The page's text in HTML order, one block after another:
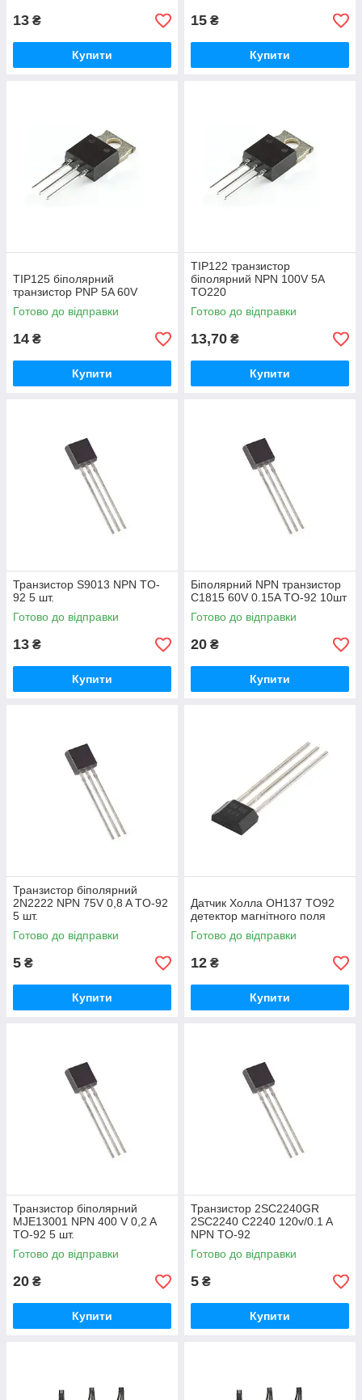
13 ₴
Купити
15 ₴
Купити
TIP125 біполярний
транзистор PNP 5A 60V
Готово до відправки
14 ₴
Купити
TIP122 транзистор
біполярний NPN 100V 5A
TO220
Готово до відправки
13,70 ₴
Купити
Транзистор S9013 NPN TO-
92 5 шт.
Готово до відправки
13 ₴
Купити
Біполярний NPN транзистор
C1815 60V 0.15A TO-92 10шт
Готово до відправки
20 ₴
Купити
Транзистор біполярний
2N2222 NPN 75V 0,8 A TO-92
5 шт.
Готово до відправки
5 ₴
Купити
Датчик Холла OH137 TO92
детектор магнітного поля
Готово до відправки
12 ₴
Купити
Транзистор біполярний
MJE13001 NPN 400 V 0,2 A
TO-92 5 шт.
Готово до відправки
20 ₴
Купити
Транзистор 2SC2240GR
2SC2240 C2240 120v/0.1 A
NPN TO-92
Готово до відправки
5 ₴
Купити